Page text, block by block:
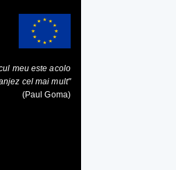
meu este acolo
cel mai mult"
(Paul Goma)